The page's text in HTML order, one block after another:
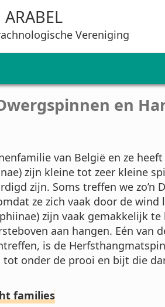
ARABEL
Vereniging
en
van België en ze
zijn kleine tot zeer kleine
zijn. Soms treffen we zo’n
ze zich vaak door de wind
zijn vaak gemakkelijk
aan hangen. Eén van
is de
onder de prooi en bijt die
families